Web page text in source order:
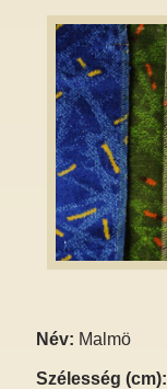
Név: Malmö
Szélesség (cm):